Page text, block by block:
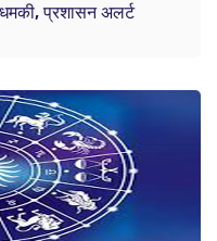
धमकी, प्रशासन अलर्ट